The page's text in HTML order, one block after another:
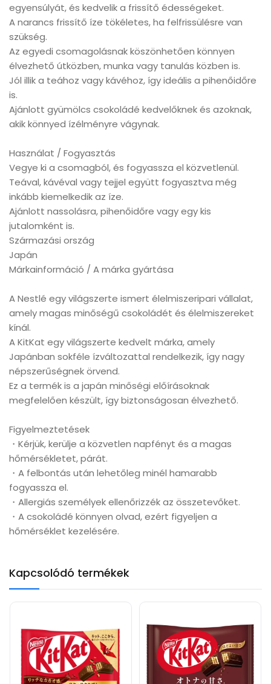
egyensúlyát, és kedvelik a frissítő édességeket.
A narancs frissítő íze tökéletes, ha felfrissülésre van
szükség.
Az egyedi csomagolásnak köszönhetően könnyen
élvezhető útközben, munka vagy tanulás közben is.
Jól illik a teához vagy kávéhoz, így ideális a pihenőidőre
is.
Ajánlott gyümölcs csokoládé kedvelőknek és azoknak,
akik könnyed ízélményre vágynak.
Használat / Fogyasztás
Vegye ki a csomagból, és fogyassza el közvetlenül.
Teával, kávéval vagy tejjel együtt fogyasztva még
inkább kiemelkedik az íze.
Ajánlott nassolásra, pihenőidőre vagy egy kis
jutalomként is.
Származási ország
Japán
Márkainformáció / A márka gyártása
A Nestlé egy világszerte ismert élelmiszeripari vállalat,
amely magas minőségű csokoládét és élelmiszereket
kínál.
A KitKat egy világszerte kedvelt márka, amely
Japánban sokféle ízváltozattal rendelkezik, így nagy
népszerűségnek örvend.
Ez a termék is a japán minőségi előírásoknak
megfelelően készült, így biztonságosan élvezhető.
Figyelmeztetések
・Kérjük, kerülje a közvetlen napfényt és a magas
hőmérsékletet, párát.
・A felbontás után lehetőleg minél hamarabb
fogyassza el.
・Allergiás személyek ellenőrizzék az összetevőket.
・A csokoládé könnyen olvad, ezért figyeljen a
hőmérséklet kezelésére.
Kapcsolódó termékek